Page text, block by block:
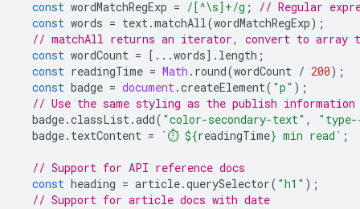
const wordMatchRegExp = /[^\s]+/g ;
// Regular
const words = text.matchAll(wordMatchRegExp);
// matchAll returns an iterator, convert to array
const wordCount = [...words]. length ;
const readingTime = Math . round(wordCount / 200);
const badge = document.createElement( "p" );
// Use the same styling as the publish
badge.classList.add( "color-secondary-text" ,
badge. textContent = `⏱️ ${readingTime} min read` ;
// Support for API reference docs
const heading = article.querySelector( "h1" );
// Support for article docs with date